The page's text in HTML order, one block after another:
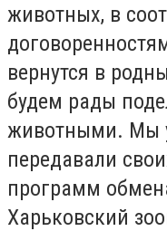
животных, в
вернутся в
будем рады
животными. Мы
передавали
программ
Харьковский